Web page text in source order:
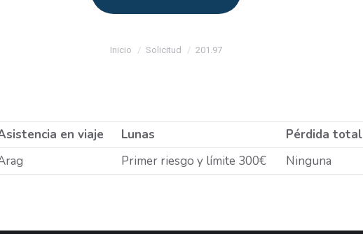
Estás aquí:
Inicio Solicitud 201.97
en viaje Lunas Pérdida total
Primer riesgo y límite 300€ Ninguna